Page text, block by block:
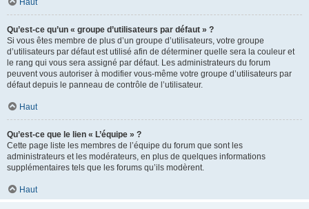
Haut
Qu’est-ce qu’un « groupe d’utilisateurs par défaut » ?
Si vous êtes membre de plus d’un groupe d’utilisateurs, votre groupe
d’utilisateurs par défaut est utilisé afin de déterminer quelle sera la couleur et
le rang qui vous sera assigné par défaut. Les administrateurs du forum
peuvent vous autoriser à modifier vous-même votre groupe d’utilisateurs par
défaut depuis le panneau de contrôle de l’utilisateur.
Haut
Qu’est-ce que le lien « L’équipe » ?
Cette page liste les membres de l’équipe du forum que sont les
administrateurs et les modérateurs, en plus de quelques informations
supplémentaires tels que les forums qu’ils modèrent.
Haut